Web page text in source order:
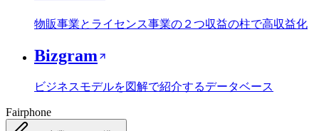
物販事業とライセンス事業の２つ収益の柱で高収益化
Bizgram
ビジネスモデルを図解で紹介するデータベース
Fairphone